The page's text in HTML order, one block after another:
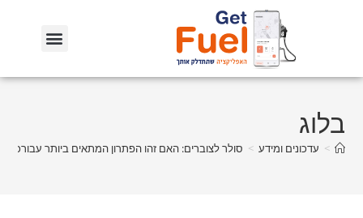
בלוג
> עדכונים ומידע > סולר לצוברים: האם זהו הפתרון המתאים ביותר עבורכם?